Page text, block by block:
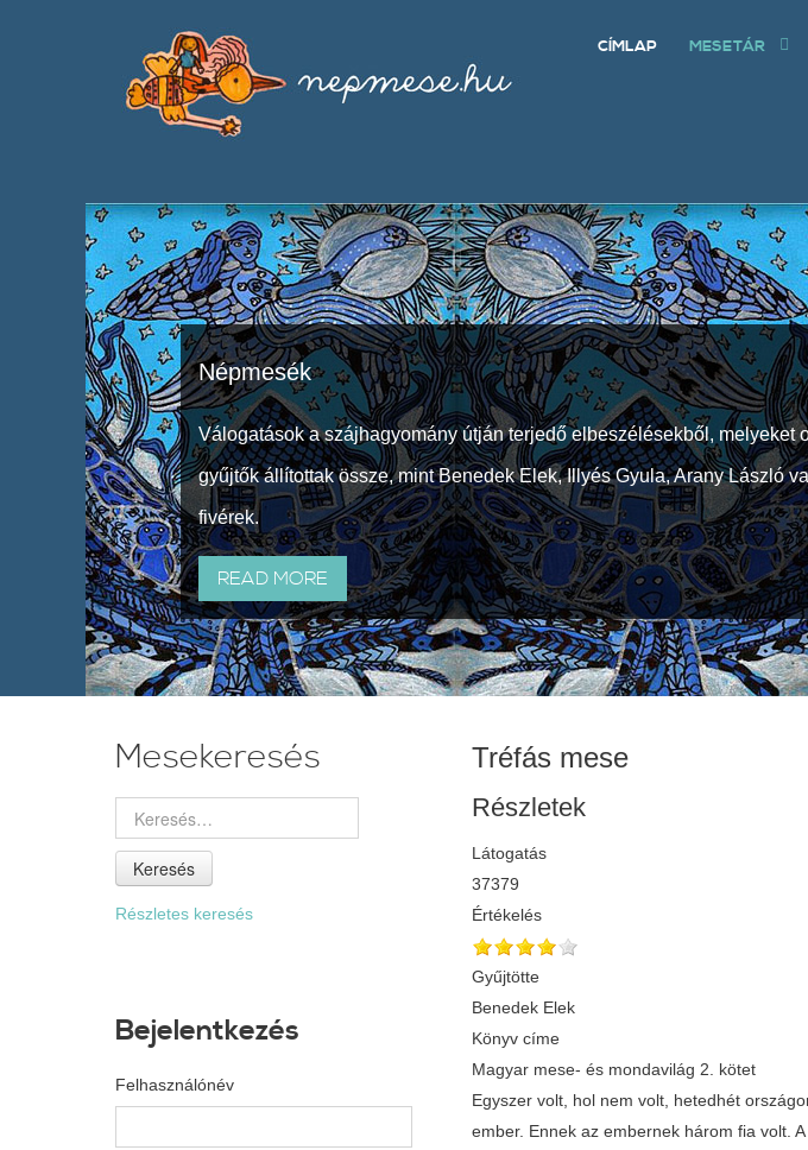
CÍMLAP MESETÁR
Népmesék
Válogatások a szájhagyomány útján terjedő elbeszélésekből, melyeket
gyűjtők állítottak össze, mint Benedek Elek, Illyés Gyula, Arany László
fivérek.
READ MORE
Tréfás mese
Részletek
Látogatás
37379
Értékelés
Gyűjtötte
Benedek Elek
Könyv címe
Magyar mese- és mondavilág 2. kötet
Egyszer volt, hol nem volt, hetedhét
ember. Ennek az embernek három fia volt.
Mesekeresés
Keresés
Részletes keresés
Bejelentkezés
Felhasználónév